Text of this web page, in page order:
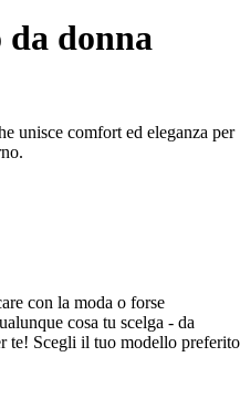
da donna
unisce comfort ed eleganza per
con la moda o forse
cosa tu scelga - da
te! Scegli il tuo modello preferito